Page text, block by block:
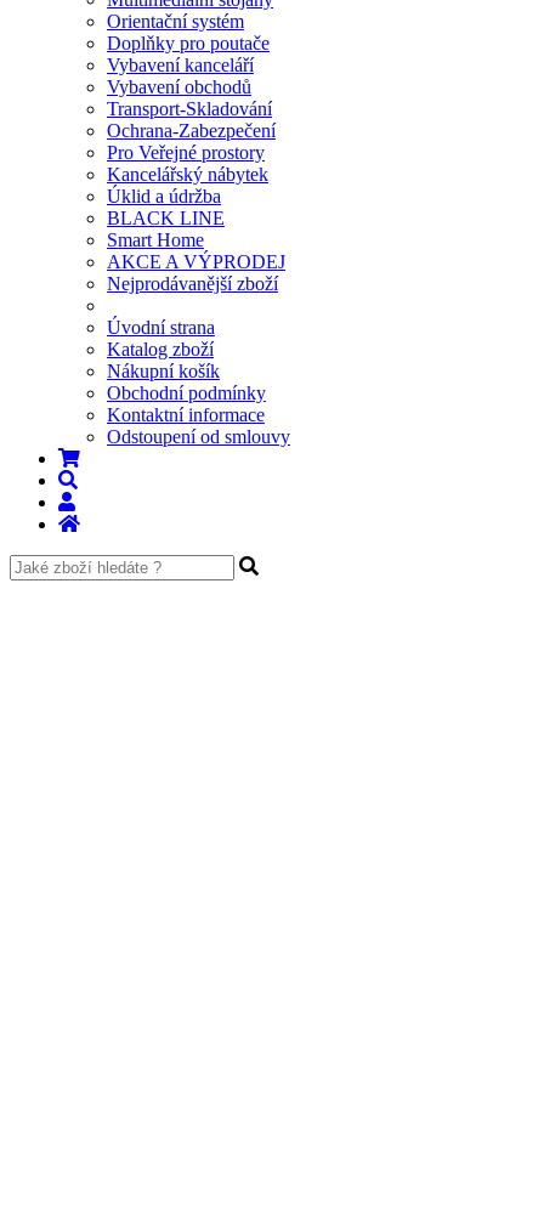
Zavřít
Reklamní stojany
Stojany na letáky
Plakátové rámy
Reklamní bannery
Světelná reklama
Informační vitríny
Multimediální stojany
Orientační systém
Doplňky pro poutače
Vybavení kanceláří
Vybavení obchodů
Transport-Skladování
Ochrana-Zabezpečení
Pro Veřejné prostory
Kancelářský nábytek
Úklid a údržba
BLACK LINE
Smart Home
AKCE A VÝPRODEJ
Nejprodávanější zboží
Obchodní podmínky
Kontaktní informace